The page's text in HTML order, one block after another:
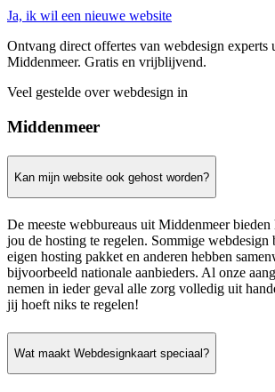
Ja, ik wil een nieuwe website
Ontvang direct offertes van webdesign experts
Middenmeer. Gratis en vrijblijvend.
Veel gestelde over webdesign in
Middenmeer
Kan mijn website ook gehost worden?
De meeste webbureaus uit Middenmeer
jou de hosting te regelen. Sommige webdesign
eigen hosting pakket en anderen hebben
bijvoorbeeld nationale aanbieders. Al onze
nemen in ieder geval alle zorg volledig uit
jij hoeft niks te regelen!
Wat maakt Webdesignkaart speciaal?